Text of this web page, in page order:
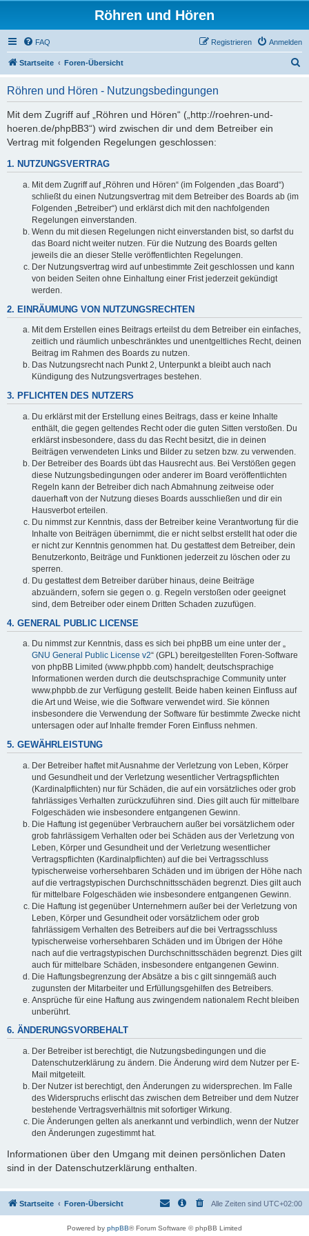
Röhren und Hören
FAQ Anmelden
Registrieren
Startseite Foren-Übersicht
Röhren und Hören - Nutzungsbedingungen
Mit dem Zugriff auf „Röhren und Hören“ („http://roehren-und-
hoeren.de/phpBB3“) wird zwischen dir und dem Betreiber ein
Vertrag mit folgenden Regelungen geschlossen:
1. NUTZUNGSVERTRAG
Mit dem Zugriff auf „Röhren und Hören“ (im Folgenden „das Board“)
schließt du einen Nutzungsvertrag mit dem Betreiber des Boards ab (im
Folgenden „Betreiber“) und erklärst dich mit den nachfolgenden
Regelungen einverstanden.
Wenn du mit diesen Regelungen nicht einverstanden bist, so darfst du
das Board nicht weiter nutzen. Für die Nutzung des Boards gelten
jeweils die an dieser Stelle veröffentlichten Regelungen.
Der Nutzungsvertrag wird auf unbestimmte Zeit geschlossen und kann
von beiden Seiten ohne Einhaltung einer Frist jederzeit gekündigt
werden.
2. EINRÄUMUNG VON NUTZUNGSRECHTEN
Mit dem Erstellen eines Beitrags erteilst du dem Betreiber ein einfaches,
zeitlich und räumlich unbeschränktes und unentgeltliches Recht, deinen
Beitrag im Rahmen des Boards zu nutzen.
Das Nutzungsrecht nach Punkt 2, Unterpunkt a bleibt auch nach
Kündigung des Nutzungsvertrages bestehen.
3. PFLICHTEN DES NUTZERS
Du erklärst mit der Erstellung eines Beitrags, dass er keine Inhalte
enthält, die gegen geltendes Recht oder die guten Sitten verstoßen. Du
erklärst insbesondere, dass du das Recht besitzt, die in deinen
Beiträgen verwendeten Links und Bilder zu setzen bzw. zu verwenden.
Der Betreiber des Boards übt das Hausrecht aus. Bei Verstößen gegen
diese Nutzungsbedingungen oder anderer im Board veröffentlichten
Regeln kann der Betreiber dich nach Abmahnung zeitweise oder
dauerhaft von der Nutzung dieses Boards ausschließen und dir ein
Hausverbot erteilen.
Du nimmst zur Kenntnis, dass der Betreiber keine Verantwortung für die
Inhalte von Beiträgen übernimmt, die er nicht selbst erstellt hat oder die
er nicht zur Kenntnis genommen hat. Du gestattest dem Betreiber, dein
Benutzerkonto, Beiträge und Funktionen jederzeit zu löschen oder zu
sperren.
Du gestattest dem Betreiber darüber hinaus, deine Beiträge
abzuändern, sofern sie gegen o. g. Regeln verstoßen oder geeignet
sind, dem Betreiber oder einem Dritten Schaden zuzufügen.
4. GENERAL PUBLIC LICENSE
Du nimmst zur Kenntnis, dass es sich bei phpBB um eine unter der „
GNU General Public License v2“ (GPL) bereitgestellten Foren-Software
von phpBB Limited (www.phpbb.com) handelt; deutschsprachige
Informationen werden durch die deutschsprachige Community unter
www.phpbb.de zur Verfügung gestellt. Beide haben keinen Einfluss auf
die Art und Weise, wie die Software verwendet wird. Sie können
insbesondere die Verwendung der Software für bestimmte Zwecke nicht
untersagen oder auf Inhalte fremder Foren Einfluss nehmen.
5. GEWÄHRLEISTUNG
Der Betreiber haftet mit Ausnahme der Verletzung von Leben, Körper
und Gesundheit und der Verletzung wesentlicher Vertragspflichten
(Kardinalpflichten) nur für Schäden, die auf ein vorsätzliches oder grob
fahrlässiges Verhalten zurückzuführen sind. Dies gilt auch für mittelbare
Folgeschäden wie insbesondere entgangenen Gewinn.
Die Haftung ist gegenüber Verbrauchern außer bei vorsätzlichem oder
grob fahrlässigem Verhalten oder bei Schäden aus der Verletzung von
Leben, Körper und Gesundheit und der Verletzung wesentlicher
Vertragspflichten (Kardinalpflichten) auf die bei Vertragsschluss
typischerweise vorhersehbaren Schäden und im übrigen der Höhe nach
auf die vertragstypischen Durchschnittsschäden begrenzt. Dies gilt auch
für mittelbare Folgeschäden wie insbesondere entgangenen Gewinn.
Die Haftung ist gegenüber Unternehmern außer bei der Verletzung von
Leben, Körper und Gesundheit oder vorsätzlichem oder grob
fahrlässigem Verhalten des Betreibers auf die bei Vertragsschluss
typischerweise vorhersehbaren Schäden und im Übrigen der Höhe
nach auf die vertragstypischen Durchschnittsschäden begrenzt. Dies gilt
auch für mittelbare Schäden, insbesondere entgangenen Gewinn.
Die Haftungsbegrenzung der Absätze a bis c gilt sinngemäß auch
zugunsten der Mitarbeiter und Erfüllungsgehilfen des Betreibers.
Ansprüche für eine Haftung aus zwingendem nationalem Recht bleiben
unberührt.
6. ÄNDERUNGSVORBEHALT
Der Betreiber ist berechtigt, die Nutzungsbedingungen und die
Datenschutzerklärung zu ändern. Die Änderung wird dem Nutzer per E-
Mail mitgeteilt.
Der Nutzer ist berechtigt, den Änderungen zu widersprechen. Im Falle
des Widerspruchs erlischt das zwischen dem Betreiber und dem Nutzer
bestehende Vertragsverhältnis mit sofortiger Wirkung.
Die Änderungen gelten als anerkannt und verbindlich, wenn der Nutzer
den Änderungen zugestimmt hat.
Informationen über den Umgang mit deinen persönlichen Daten
sind in der Datenschutzerklärung enthalten.
Startseite Foren-Übersicht Alle Zeiten sind UTC+02:00
Powered by phpBB® Forum Software © phpBB Limited